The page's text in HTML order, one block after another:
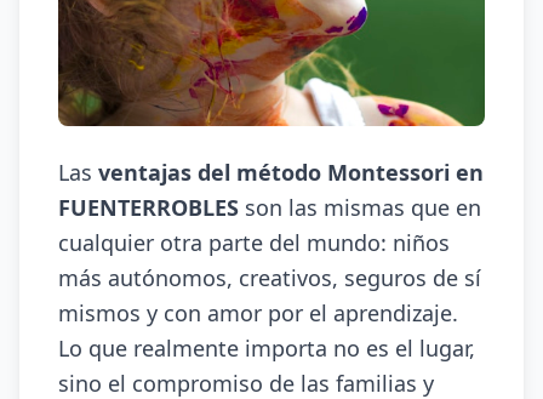
Las ventajas del método Montessori en
FUENTERROBLES son las mismas que en
cualquier otra parte del mundo: niños
más autónomos, creativos, seguros de sí
mismos y con amor por el aprendizaje.
Lo que realmente importa no es el lugar,
sino el compromiso de las familias y